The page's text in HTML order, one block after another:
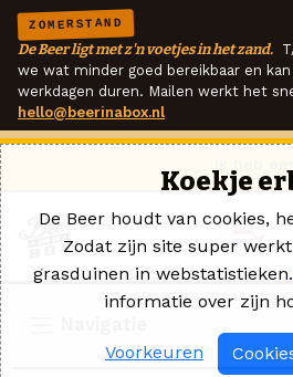
ZOMERSTAND
De Beer ligt met z'n voetjes in het zand.
we wat minder goed bereikbaar en
werkdagen duren. Mailen werkt het
hello@beerinabox.nl
Koekje
De Beer houdt van cookies,
Zodat zijn site super
grasduinen in webstatistieken.
informatie over zijn
Voorkeuren